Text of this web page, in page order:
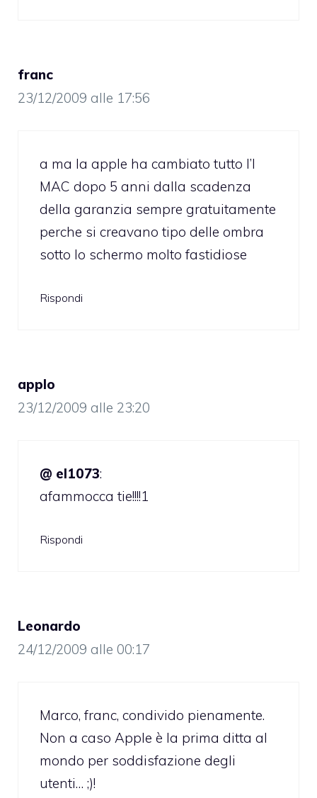
franc
23/12/2009 alle 17:56
a ma la apple ha cambiato tutto l’I
MAC dopo 5 anni dalla scadenza
della garanzia sempre gratuitamente
perche si creavano tipo delle ombra
sotto lo schermo molto fastidiose
Rispondi
applo
23/12/2009 alle 23:20
@ el1073:
afammocca tie!!!!1
Rispondi
Leonardo
24/12/2009 alle 00:17
Marco, franc, condivido pienamente.
Non a caso Apple è la prima ditta al
mondo per soddisfazione degli
utenti… ;)!